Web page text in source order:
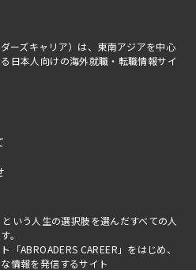
ーズキャリア）は、東南アジアを中心
日本人向けの海外就職・転職情報サイ
いう人生の選択肢を選んだすべての人
。
ABROADERS CAREER」をはじめ、
情報を発信するサイト